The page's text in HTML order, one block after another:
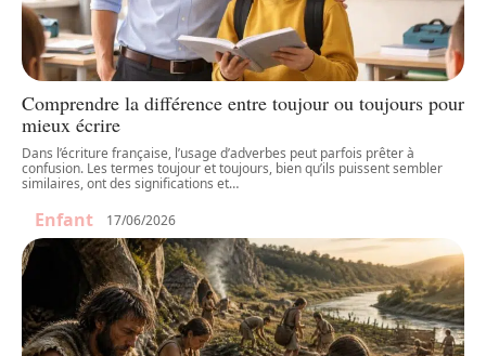
Comprendre la différence entre toujour ou toujours pour
mieux écrire
Dans l’écriture française, l’usage d’adverbes peut parfois prêter à
confusion. Les termes toujour et toujours, bien qu’ils puissent sembler
similaires, ont des significations et…
Enfant 17/06/2026